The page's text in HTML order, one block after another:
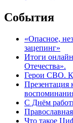
События
«Опасное,
зацепинг»
Итоги
Отечества».
Герои СВО.
Презентация
С Днём
Что такое